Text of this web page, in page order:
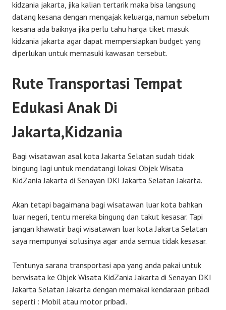
kidzania jakarta, jika kalian tertarik maka bisa langsung
datang kesana dengan mengajak keluarga, namun sebelum
kesana ada baiknya jika perlu tahu harga tiket masuk
kidzania jakarta agar dapat mempersiapkan budget yang
diperlukan untuk memasuki kawasan tersebut.
Rute Transportasi Tempat
Edukasi Anak Di
Jakarta,Kidzania
Bagi wisatawan asal kota Jakarta Selatan sudah tidak
bingung lagi untuk mendatangi lokasi Objek Wisata
KidZania Jakarta di Senayan DKI Jakarta Selatan Jakarta.
Akan tetapi bagaimana bagi wisatawan luar kota bahkan
luar negeri, tentu mereka bingung dan takut kesasar. Tapi
jangan khawatir bagi wisatawan luar kota Jakarta Selatan
saya mempunyai solusinya agar anda semua tidak kesasar.
Tentunya sarana transportasi apa yang anda pakai untuk
berwisata ke Objek Wisata KidZania Jakarta di Senayan DKI
Jakarta Selatan Jakarta dengan memakai kendaraan pribadi
seperti : Mobil atau motor pribadi.